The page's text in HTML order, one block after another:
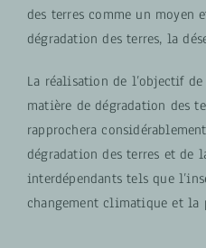
des terres comme un moyen
dégradation des terres, la
La réalisation de l’objectif de
matière de dégradation des
rapprochera
dégradation des terres et de
interdépendants tels que
changement climatique et la